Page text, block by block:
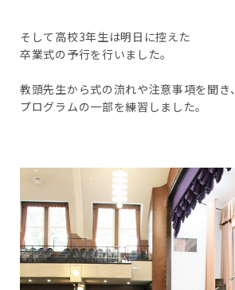
そして高校3年生は明日に控えた
卒業式の予行を行いました。
教頭先生から式の流れや注意事項を聞き、
プログラムの一部を練習しました。